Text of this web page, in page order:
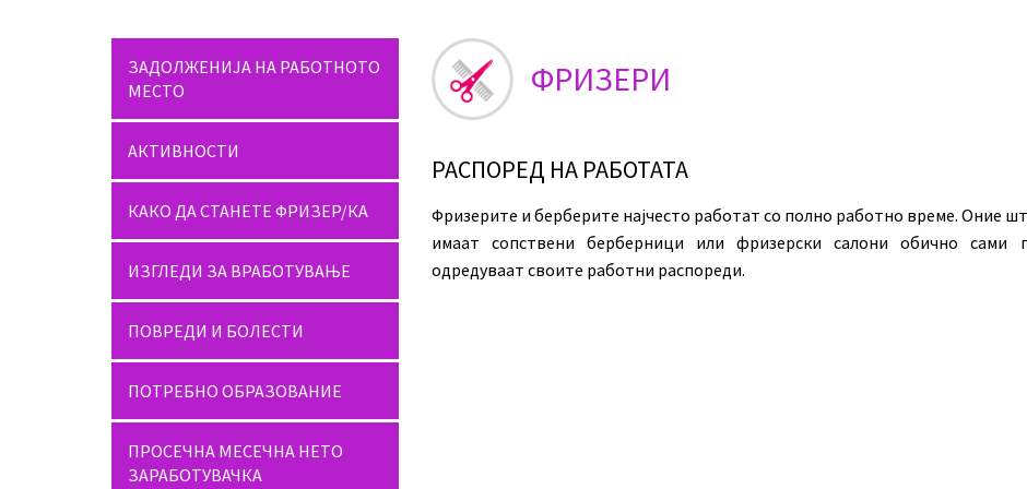
ЗАДОЛЖЕНИЈА НА РАБОТНОТО
МЕСТО
АКТИВНОСТИ
КАКО ДА СТАНЕТЕ ФРИЗЕР/КА
ИЗГЛЕДИ ЗА ВРАБОТУВАЊЕ
ПОВРЕДИ И БОЛЕСТИ
ПОТРЕБНО ОБРАЗОВАНИЕ
ПРОСЕЧНА МЕСЕЧНА НЕТО
ЗАРАБОТУВАЧКА
ФРИЗЕРИ
РАСПОРЕД НА РАБОТАТА
Фризерите и берберите најчесто работат со полно работно време. Оние
имаат сопствени берберници или фризерски салони обично сами
одредуваат своите работни распореди.